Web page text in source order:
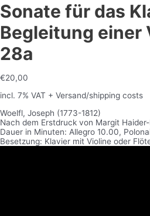
Sonate für das
Begleitung einer
28a
€20,00
incl. 7% VAT + Versand/shipping costs
Woelfl, Joseph (1773-1812)
Nach dem Erstdruck von Margit
Dauer in Minuten: Allegro 10.00,
Besetzung: Klavier mit Violine oder